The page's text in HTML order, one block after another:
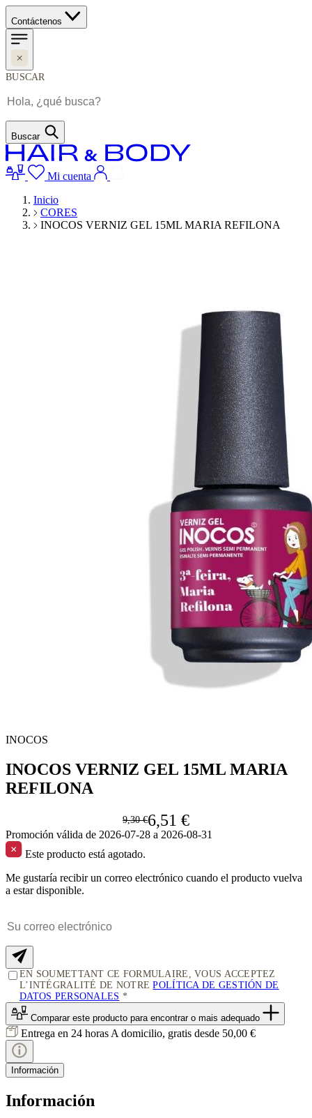
Contáctenos
BUSCAR
Buscar
Mi cuenta
Inicio
CORES
INOCOS VERNIZ GEL 15ML MARIA REFILONA
INOCOS
INOCOS VERNIZ GEL 15ML MARIA
REFILONA
9,30 €6,51 €
Promoción válida de 2026-07-28 a 2026-08-31
Este producto está agotado.
Me gustaría recibir un correo electrónico cuando el producto vuelva
a estar disponible.
EN SOUMETTANT CE FORMULAIRE, VOUS ACCEPTEZ
L’INTÉGRALITÉ DE NOTREPOLÍTICA DE GESTIÓN DE
DATOS PERSONALES
Comparar este producto para encontrar o mais adequado
Entrega en 24 horas A domicilio, gratis desde 50,00 €
Información
Información